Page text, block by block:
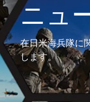
ニュ
在日米海兵隊に
します。